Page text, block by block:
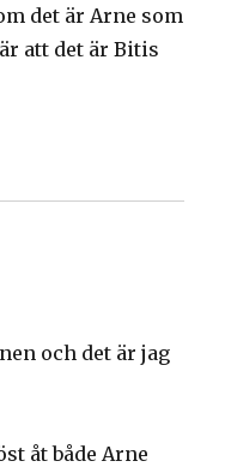
det är Arne som
att det är Bitis
och det är jag
åt både Arne